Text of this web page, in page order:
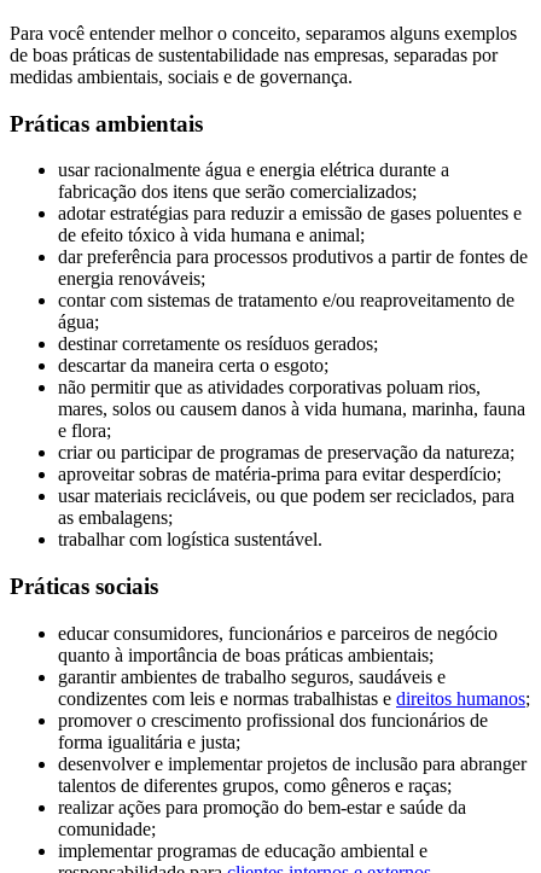
Para você entender melhor o conceito, separamos alguns exemplos
de boas práticas de sustentabilidade nas empresas, separadas por
medidas ambientais, sociais e de governança.
Práticas ambientais
usar racionalmente água e energia elétrica durante a
fabricação dos itens que serão comercializados;
adotar estratégias para reduzir a emissão de gases poluentes e
de efeito tóxico à vida humana e animal;
dar preferência para processos produtivos a partir de fontes de
energia renováveis;
contar com sistemas de tratamento e/ou reaproveitamento de
água;
destinar corretamente os resíduos gerados;
descartar da maneira certa o esgoto;
não permitir que as atividades corporativas poluam rios,
mares, solos ou causem danos à vida humana, marinha, fauna
e flora;
criar ou participar de programas de preservação da natureza;
aproveitar sobras de matéria-prima para evitar desperdício;
usar materiais recicláveis, ou que podem ser reciclados, para
as embalagens;
trabalhar com logística sustentável.
Práticas sociais
educar consumidores, funcionários e parceiros de negócio
quanto à importância de boas práticas ambientais;
garantir ambientes de trabalho seguros, saudáveis e
condizentes com leis e normas trabalhistas e direitos humanos;
promover o crescimento profissional dos funcionários de
forma igualitária e justa;
desenvolver e implementar projetos de inclusão para abranger
talentos de diferentes grupos, como gêneros e raças;
realizar ações para promoção do bem-estar e saúde da
comunidade;
implementar programas de educação ambiental e